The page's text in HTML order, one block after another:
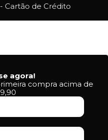
- Cartão de Crédito
agora!
compra acima de